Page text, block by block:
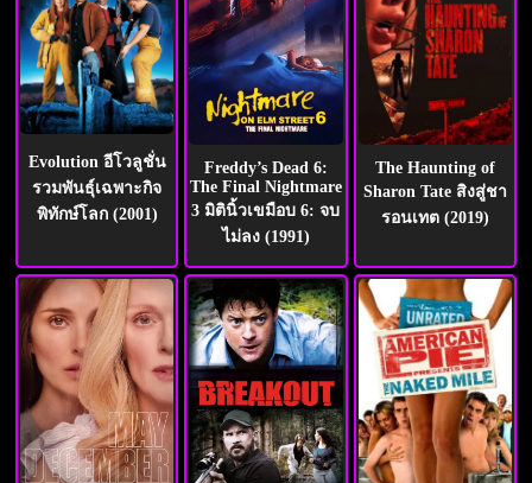
Evolution อีโวลูชั่น
รวมพันธุ์เฉพาะกิจ
พิทักษ์โลก (2001)
Freddy’s Dead 6:
The Final Nightmare
3 มิตินิ้วเขมือบ 6: จบ
ไม่ลง (1991)
The Haunting of
Sharon Tate สิงสู่ชา
รอนเทต (2019)